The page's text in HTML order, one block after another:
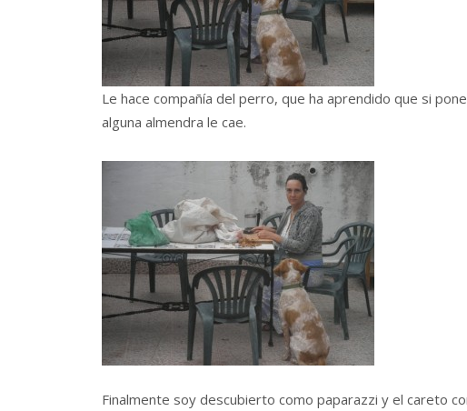
Le hace compañía del perro, que ha aprendido que si
alguna almendra le cae.
Finalmente soy descubierto como paparazzi y el careto